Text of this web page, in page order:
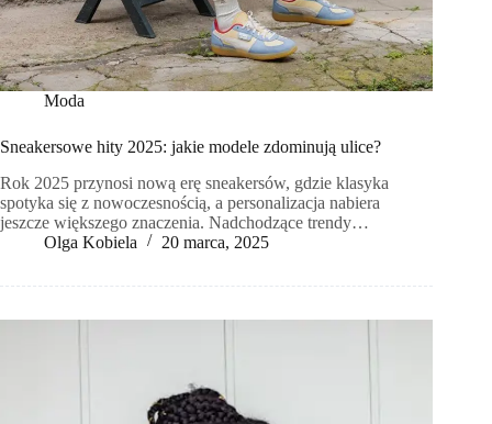
Moda
Sneakersowe hity 2025: jakie modele zdominują ulice?
Rok 2025 przynosi nową erę sneakersów, gdzie klasyka
spotyka się z nowoczesnością, a personalizacja nabiera
jeszcze większego znaczenia. Nadchodzące trendy…
Olga Kobiela
20 marca, 2025